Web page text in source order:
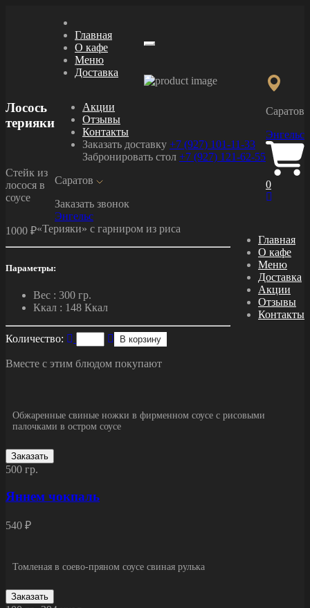
Главная
О кафе
Меню
Доставка
Меню
Саратов
Энгельс
0
Акции
Отзывы
Контакты
Заказать доставку +7 (927) 101-11-33
Забронировать стол +7 (927) 121-62-55
Саратов
Заказать звонок
Энгельс
Главная
О кафе
Меню
Доставка
Акции
Отзывы
Контакты
Лосось
терияки
1000 ₽
Стейк из
лосося в
соусе
«Терияки» с гарниром из риса
Параметры:
Вес : 300 гр.
Ккал : 148 Ккал
Количество: В корзину
Вместе с этим блюдом покупают
Обжаренные свиные ножки в фирменном соусе с рисовыми
палочками в остром соусе
Заказать
500 гр.
Яннем чокпаль
540 ₽
Томленая в соево-пряном соусе свиная рулька
Заказать